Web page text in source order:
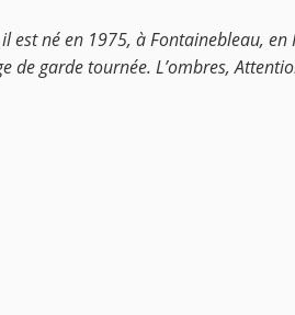
est né en 1975, à Fontainebleau,
de garde tournée. L’ombres,